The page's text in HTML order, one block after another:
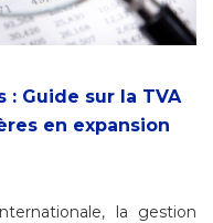
Guide sur la TVA
en expansion
la gestion